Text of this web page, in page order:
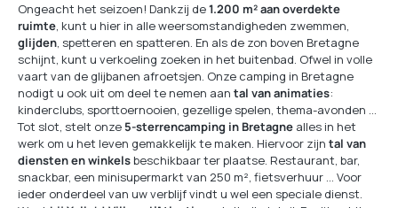
Ongeacht het seizoen! Dankzij de1.200 m² aan overdekte
ruimte, kunt u hier in alle weersomstandigheden zwemmen,
glijden, spetteren en spatteren. En als de zon boven Bretagne
schijnt, kunt u verkoeling zoeken in het buitenbad. Ofwel in volle
vaart van de glijbanen afroetsjen. Onze camping in Bretagne
nodigt u ook uit om deel te nemen aan tal van animaties:
kinderclubs, sporttoernooien, gezellige spelen, thema-avonden …
Tot slot, stelt onze 5-sterrencamping in Bretagne alles in het
werk om u het leven gemakkelijk te maken. Hiervoor zijn tal van
diensten en winkelsbeschikbaar ter plaatse. Restaurant, bar,
snackbar, een minisupermarkt van 250 m², fietsverhuur … Voor
ieder onderdeel van uw verblijf vindt u wel een speciale dienst.